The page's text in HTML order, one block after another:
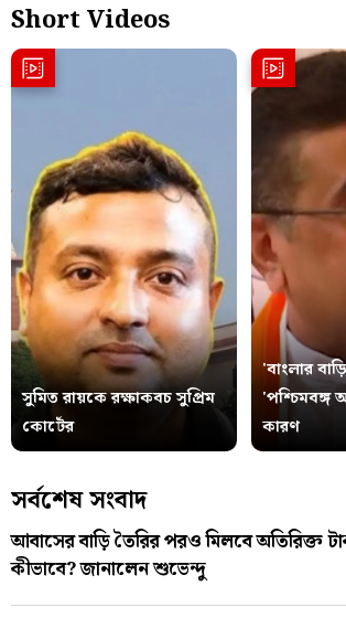
Short Videos
সুমিত রায়কে রক্ষাকবচ সুপ্রিম
কোর্টের
'বাংলার
কারণ
সর্বশেষ সংবাদ
আবাসের বাড়ি তৈরির পরও মিলবে অতিরিক্ত
কীভাবে? জানালেন শুভেন্দু